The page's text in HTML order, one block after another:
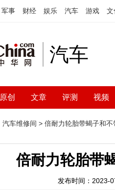
军事 财经 娱乐 汽车 游戏 文
汽车
原创 文章 评测 视频
汽车维修间 > 倍耐力轮胎带蝎子和
倍耐力轮胎带
发布时间：2023-